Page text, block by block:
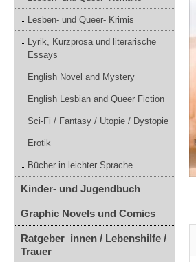
Lesben- und Queer- Krimis
Lyrik, Kurzprosa und literarische
Essays
English Novel and Mystery
English Lesbian and Queer Fiction
Sci-Fi / Fantasy / Utopie / Dystopie
Erotik
Bücher in leichter Sprache
Kinder- und Jugendbuch
Graphic Novels und Comics
Ratgeber_innen / Lebenshilfe /
Trauer